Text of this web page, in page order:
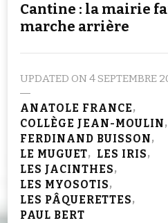
Cantine : la mairie
marche arrière
UPDATED ON4 SEPTEMBRE
ANATOLE FRANCE
COLLÈGE JEAN-MOULIN
FERDINAND BUISSON
LE MUGUET
LES IRIS
LES JACINTHES
LES MYOSOTIS
LES PÂQUERETTES
PAUL BERT